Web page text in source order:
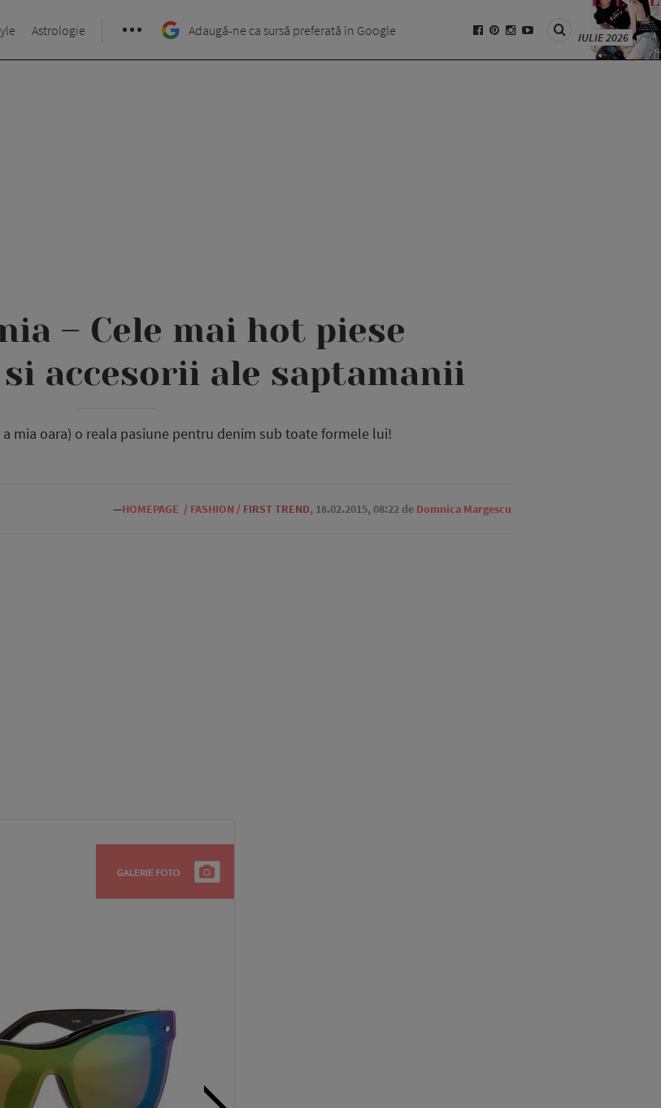
Astrologie Adaugă-ne ca sursă preferată în Google IULIE 2026
– Cele mai hot piese
accesorii ale saptamanii
mia oara) o reala pasiune pentru denim sub toate formele lui!
—HOMEPAGE / FASHION / FIRST TREND, 18.02.2015, 08:22 de Domnica Margescu